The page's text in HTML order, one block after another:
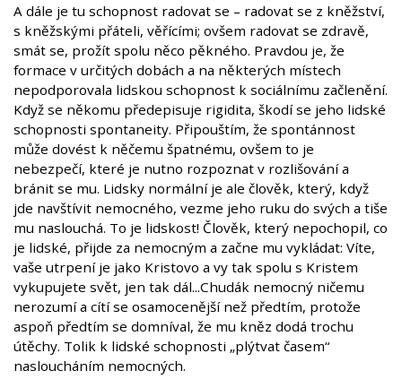
A dále je tu schopnost radovat se – radovat se z kněžství,
s kněžskými přáteli, věřícími; ovšem radovat se zdravě,
smát se, prožít spolu něco pěkného. Pravdou je, že
formace v určitých dobách a na některých místech
nepodporovala lidskou schopnost k sociálnímu začlenění.
Když se někomu předepisuje rigidita, škodí se jeho lidské
schopnosti spontaneity. Připouštím, že spontánnost
může dovést k něčemu špatnému, ovšem to je
nebezpečí, které je nutno rozpoznat v rozlišování a
bránit se mu. Lidsky normální je ale člověk, který, když
jde navštívit nemocného, vezme jeho ruku do svých a tiše
mu naslouchá. To je lidskost! Člověk, který nepochopil, co
je lidské, přijde za nemocným a začne mu vykládat: Víte,
vaše utrpení je jako Kristovo a vy tak spolu s Kristem
vykupujete svět, jen tak dál...Chudák nemocný ničemu
nerozumí a cítí se osamocenější než předtím, protože
aspoň předtím se domníval, že mu kněz dodá trochu
útěchy. Tolik k lidské schopnosti „plýtvat časem“
nasloucháním nemocných.